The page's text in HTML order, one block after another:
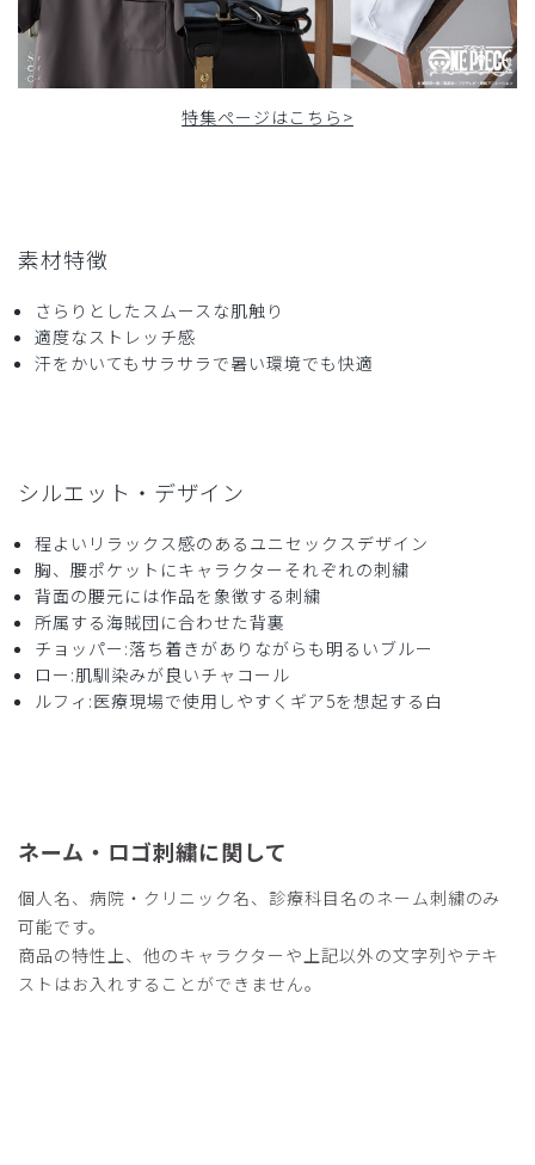
0
サイズ感
ストレッチ感
当方歯科医院の女性院長です。30代の歯科助手2人のために
買いました。
にもなっているようです。
ップス(男女兼用)/トラファルガー・ロー/XXS
役に立った 0
2026-04-11
小さめ
ストレッチ感よく伸びる
年齢に関係なく有名なキャラクターは話題作りに最適で大変
助かります。
医師向けなのかコメディカルには高価なため、定価がもう少
し安いと購入しやすいのですがご検討をお願いします
特集ページはこちら>
素材特徴
さらりとしたスムースな肌触り
適度なストレッチ感
汗をかいてもサラサラで暑い環境でも快適
シルエット・デザイン
程よいリラックス感のあるユニセックスデザイン
胸、腰ポケットにキャラクターそれぞれの刺繍
背面の腰元には作品を象徴する刺繍
所属する海賊団に合わせた背裏
チョッパー:落ち着きがありながらも明るいブルー
ロー:肌馴染みが良いチャコール
ルフィ:医療現場で使用しやすくギア5を想起する白
ネーム・ロゴ刺繍に関して
個人名、病院・クリニック名、診療科目名のネーム刺繍のみ
可能です。
商品の特性上、他のキャラクターや上記以外の文字列やテキ
ストはお入れすることができません。